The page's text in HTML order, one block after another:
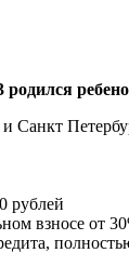
родился
Санкт
рублей
взносе от